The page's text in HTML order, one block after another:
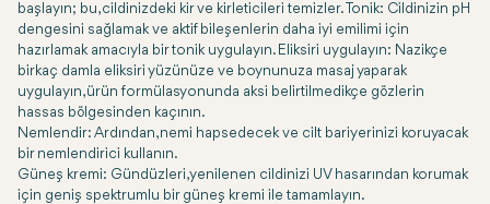
başlayın; bu, cildinizdeki kir ve kirleticileri temizler. Tonik: Cildinizin pH
dengesini sağlamak ve aktif bileşenlerin daha iyi emilimi için
hazırlamak amacıyla bir tonik uygulayın. Eliksiri uygulayın: Nazikçe
birkaç damla eliksiri yüzünüze ve boynunuza masaj yaparak
uygulayın, ürün formülasyonunda aksi belirtilmedikçe gözlerin
hassas bölgesinden kaçının.
Nemlendir: Ardından, nemi hapsedecek ve cilt bariyerinizi koruyacak
bir nemlendirici kullanın.
Güneş kremi: Gündüzleri, yenilenen cildinizi UV hasarından korumak
için geniş spektrumlu bir güneş kremi ile tamamlayın.